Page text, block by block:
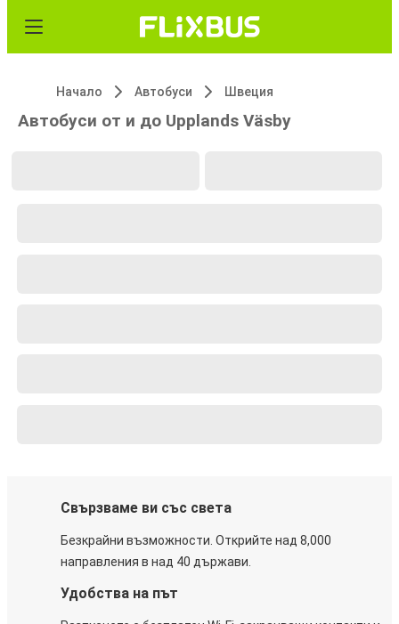
Начало Автобуси Швеция
Автобуси от и до Upplands Väsby
Свързваме ви със света
Безкрайни възможности. Открийте над 8,000
направления в над 40 държави.
Удобства на път